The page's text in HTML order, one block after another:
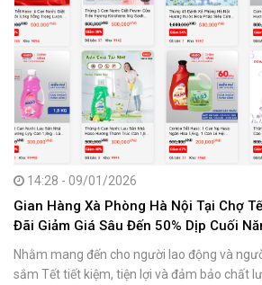
14:28 - 09/01/2026
Gian Hàng Xà Phòng Hà Nội Tại Chợ
Đãi Giảm Giá Sâu Đến 50% Dịp Cuối
Nhằm mang đến cho người lao động và
sắm Tết tiết kiệm, tiện lợi và đảm bảo chất